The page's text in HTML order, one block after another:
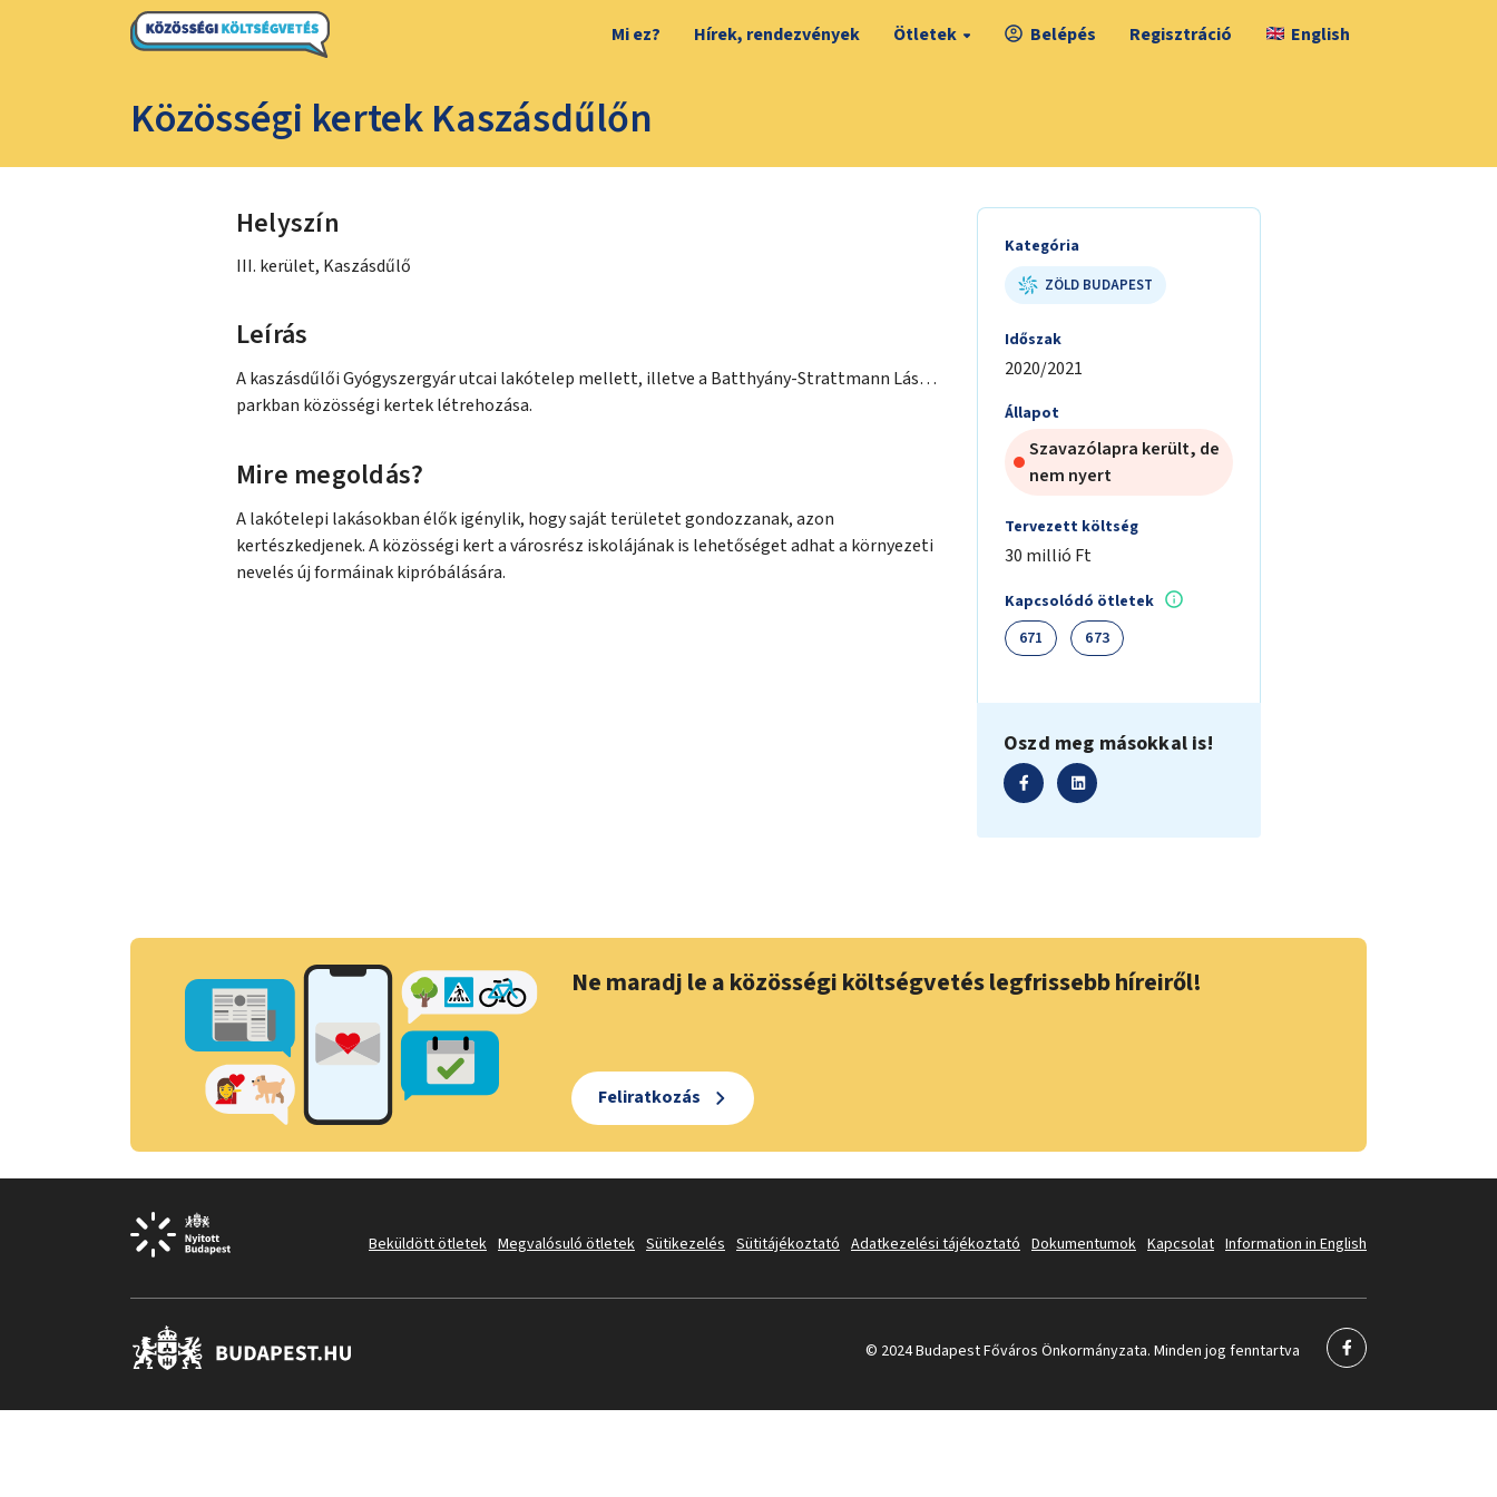
Mi ez? Hírek, rendezvények Ötletek Belépés Regisztráció English
Közösségi kertek Kaszásdűlőn
Helyszín
III. kerület, Kaszásdűlő
Leírás
A kaszásdűlői Gyógyszergyár utcai lakótelep mellett, illetve a Batthyány-Strattmann László
parkban közösségi kertek létrehozása.
Mire megoldás?
A lakótelepi lakásokban élők igénylik, hogy saját területet gondozzanak, azon
kertészkedjenek. A közösségi kert a városrész iskolájának is lehetőséget adhat a környezeti
nevelés új formáinak kipróbálására.
Kategória
ZÖLD BUDAPEST
Időszak
2020/2021
Állapot
Szavazólapra került, de
nem nyert
Tervezett költség
30 millió Ft
Kapcsolódó ötletek
671
673
Oszd meg másokkal is!
Ne maradj le a közösségi költségvetés legfrissebb híreiről!
Feliratkozás
Beküldött ötletek Megvalósuló ötletek Sütikezelés Sütitájékoztató Adatkezelési tájékoztató Dokumentumok Kapcsolat Information in English
© 2024 Budapest Főváros Önkormányzata. Minden jog fenntartva